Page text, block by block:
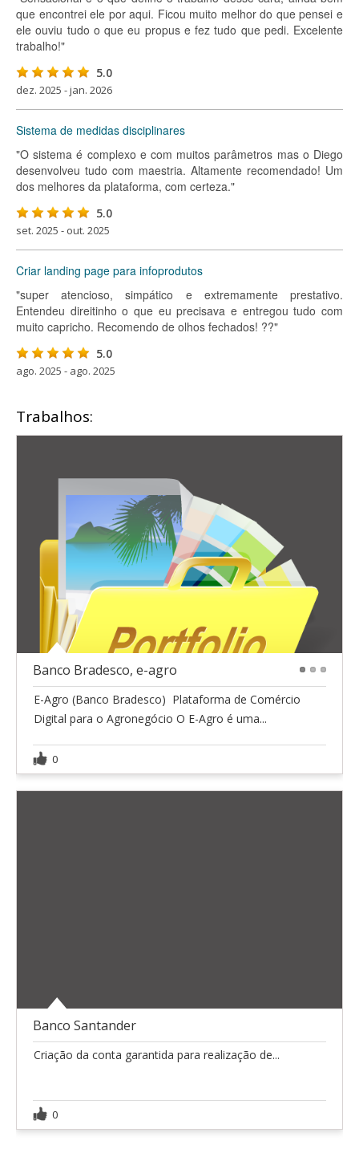
que encontrei ele por aqui. Ficou muito melhor do que pensei e
ele ouviu tudo o que eu propus e fez tudo que pedi. Excelente
trabalho!"
5.0
dez. 2025 - jan. 2026
Sistema de medidas disciplinares
"O sistema é complexo e com muitos parâmetros mas o Diego
desenvolveu tudo com maestria. Altamente recomendado! Um
dos melhores da plataforma, com certeza."
5.0
set. 2025 - out. 2025
Criar landing page para infoprodutos
"super atencioso, simpático e extremamente prestativo.
Entendeu direitinho o que eu precisava e entregou tudo com
muito capricho. Recomendo de olhos fechados! ??"
5.0
ago. 2025 - ago. 2025
Trabalhos:
Banco Bradesco, e-agro
E-Agro (Banco Bradesco)  Plataforma de Comércio
Digital para o Agronegócio O E-Agro é uma...
0
Banco Santander
Criação da conta garantida para realização de...
0